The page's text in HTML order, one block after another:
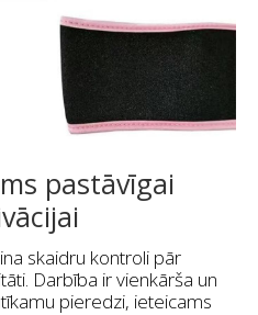
pastāvīgai
skaidru kontroli pār
Darbība ir vienkārša un
pieredzi, ieteicams